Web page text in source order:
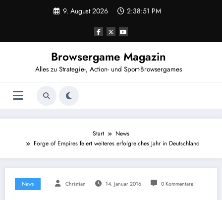
9. August 2026 2:38:52 PM
Browsergame Magazin
Alles zu Strategie-, Action- und Sport-Browsergames
Start
News
Forge of Empires feiert weiteres erfolgreiches Jahr in Deutschland
News Christian 14. Januar 2016 0 Kommentare